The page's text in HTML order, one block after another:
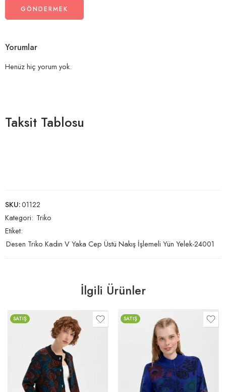
Yorumlar
Henüz hiç yorum yok.
Taksit Tablosu
SKU:01122
Kategori: Triko
Etiket:
Desen Triko Kadın V Yaka Cep Üstü Nakış İşlemeli Yün Yelek-24001
İlgili Ürünler
SATIŞ SATIŞ